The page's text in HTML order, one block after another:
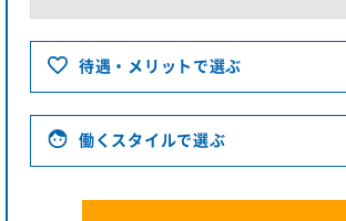
待遇・メリットで選ぶ
働くスタイルで選ぶ